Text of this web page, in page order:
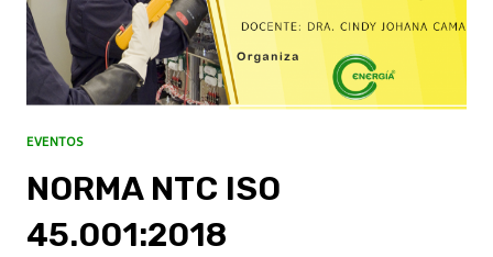
EVENTOS
NORMA NTC ISO
45.001:2018